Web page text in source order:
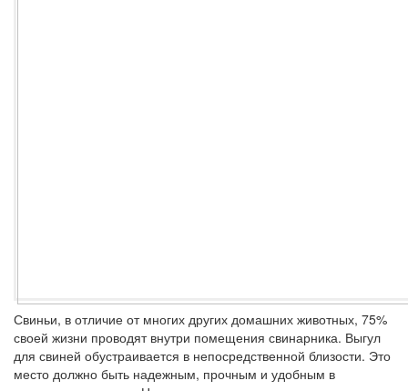
Свиньи, в отличие от многих других домашних животных, 75%
своей жизни проводят внутри помещения свинарника. Выгул
для свиней обустраивается в непосредственной близости. Это
место должно быть надежным, прочным и удобным в